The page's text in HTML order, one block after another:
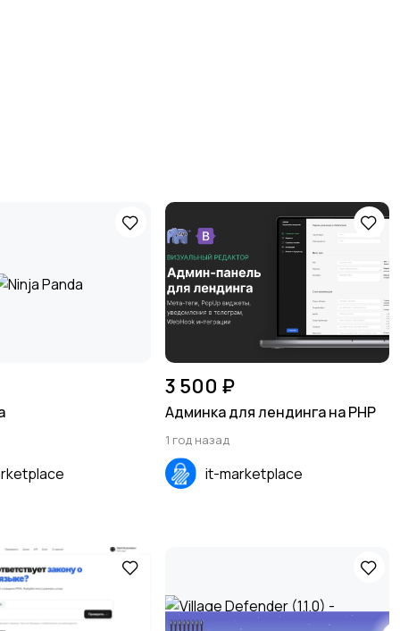
3 500 ₽
Админка для лендинга на PHP
1 год назад
it-marketplace